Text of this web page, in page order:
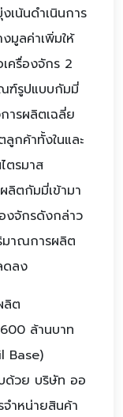
เน้นดำเนินการ
มูลค่าเพิ่มให้
ครื่องจักร 2
ฑ์รูปแบบกัมมี่
ารผลิตเฉลี่ย
กค้าทั้งในและ
ตรมาส
ลิตกัมมี่เข้ามา
งจักรดังกล่าว
มาณการผลิต
ดลง
ลิต
ล้านบาท
Base)
ด้วย บริษัท ออ
ำหน่ายสินค้า